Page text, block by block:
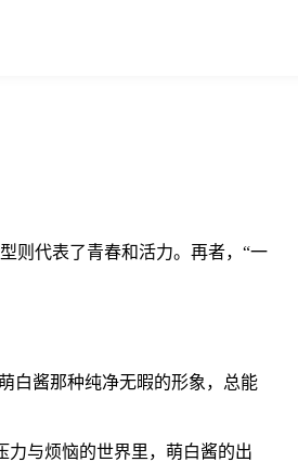
则代表了青春和活力。再者，“一
白酱那种纯净无暇的形象，总能
力与烦恼的世界里，萌白酱的出